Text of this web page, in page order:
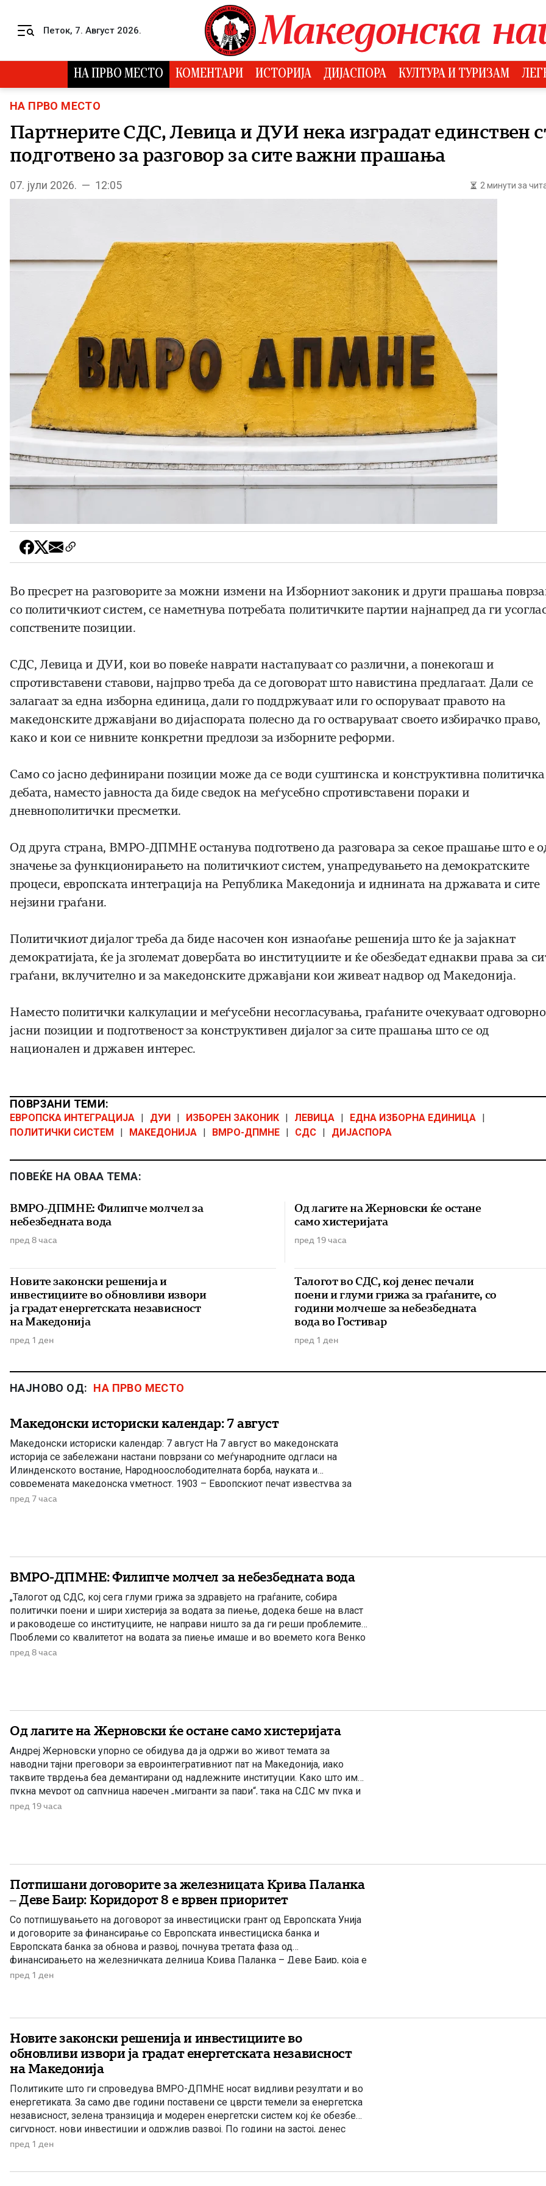
Петок, 7. Август 2026.
НА ПРВО МЕСТО КОМЕНТАРИ ИСТОРИЈА ДИЈАСПОРА КУЛТУРА И ТУРИЗАМ
НА ПРВО МЕСТО
Партнерите СДС, Левица и ДУИ нека изградат
подготвено за разговор за сите важни прашања
07. јули 2026. — 12:05 2 минути за
Во пресрет на разговорите за можни измени на Изборниот законик и други прашања
со политичкиот систем, се наметнува потребата политичките партии најнапред да ги
сопствените позиции.
СДС, Левица и ДУИ, кои во повеќе наврати настапуваат со различни, а понекогаш и
спротивставени ставови, најпрво треба да се договорат што навистина предлагаат. Дали се
залагаат за една изборна единица, дали го поддржуваат или го оспоруваат правото на
македонските државјани во дијаспората полесно да го остваруваат своето избирачко право,
како и кои се нивните конкретни предлози за изборните реформи.
Само со јасно дефинирани позиции може да се води суштинска и конструктивна политичка
дебата, наместо јавноста да биде сведок на меѓусебно спротивставени пораки и
дневнополитички пресметки.
Од друга страна, ВМРО-ДПМНЕ останува подготвено да разговара за секое прашање што е
значење за функционирањето на политичкиот систем, унапредувањето на демократските
процеси, европската интеграција на Република Македонија и иднината на државата и сите
нејзини граѓани.
Политичкиот дијалог треба да биде насочен кон изнаоѓање решенија што ќе ја зајакнат
демократијата, ќе ја зголемат довербата во институциите и ќе обезбедат еднакви права за
граѓани, вклучително и за македонските државјани кои живеат надвор од Македонија.
Наместо политички калкулации и меѓусебни несогласувања, граѓаните очекуваат
јасни позиции и подготвеност за конструктивен дијалог за сите прашања што се од
национален и државен интерес.
ПОВРЗАНИ ТЕМИ:
ЕВРОПСКА ИНТЕГРАЦИЈА ДУИ ИЗБОРЕН ЗАКОНИК ЛЕВИЦА ЕДНА ИЗБОРНА ЕДИНИЦА
ПОЛИТИЧКИ СИСТЕМ
МАКЕДОНИЈА ВМРО-ДПМНЕ СДС ДИЈАСПОРА
ПОВЕЌЕ НА ОВАА ТЕМА:
ВМРО-ДПМНЕ: Филипче молчел за
небезбедната вода
пред 8 часа
Од лагите на Жерновски ќе остане
само хистеријата
пред 19 часа
Новите законски решенија и
инвестициите во обновливи извори
ја градат енергетската независност
на Македонија
пред 1 ден
Талогот во СДС, кој денес печали
поени и глуми грижа за граѓаните, со
години молчеше за небезбедната
вода во Гостивар
пред 1 ден
НАЈНОВО ОД: НА ПРВО МЕСТО
Македонски историски календар: 7 август
Македонски историски календар: 7 август На 7 август во македонската
историја се забележани настани поврзани со меѓународните одгласи на
Илинденското востание, Народноослободителната борба, науката и
современата македонска уметност. 1903 – Европскиот печат известува за
Илинденското востание На 7 август 1903 година европската јавност ги
пред 7 часа
ВМРО-ДПМНЕ: Филипче молчел за небезбедната вода
„Талогот од СДС, кој сега глуми грижа за здравјето на граѓаните, собира
политички поени и шири хистерија за водата за пиење, додека беше на власт
и раководеше со институциите, не направи ништо за да ги реши проблемите.
Проблеми со квалитетот на водата за пиење имаше и во времето кога Венко
Филипче беше министер за здравство, […]
пред 8 часа
Од лагите на Жерновски ќе остане само хистеријата
Андреј Жерновски упорно се обидува да ја одржи во живот темата за
наводни тајни преговори за евроинтегративниот пат на Македонија, иако
таквите тврдења беа демантирани од надлежните институции. Како што им
пукна меурот од сапуница наречен „мигранти за пари“, така на СДС му пука и
најновата конструкција – дека власта тајно се подготвува да го […]
пред 19 часа
Потпишани договорите за железницата Крива Паланка
– Деве Баир: Коридорот 8 е врвен приоритет
Со потпишувањето на договорот за инвестициски грант од Европската Унија
и договорите за финансирање со Европската инвестициска банка и
Европската банка за обнова и развој, почнува третата фаза од
финансирањето на железничката делница Крива Паланка – Деве Баир, која е
дел од Коридорот 8. На потпишувањето во Владата присуствуваа премиерот
пред 1 ден
Новите законски решенија и инвестициите во
обновливи извори ја градат енергетската независност
на Македонија
Политиките што ги спроведува ВМРО-ДПМНЕ носат видливи резултати и во
енергетиката. За само две години поставени се цврсти темели за енергетска
независност, зелена транзиција и модерен енергетски систем кој ќе обезбеди
сигурност, нови инвестиции и одржлив развој. По години на застој, денес
Македонија има нов Закон за енергетика, усогласен со европските
пред 1 ден